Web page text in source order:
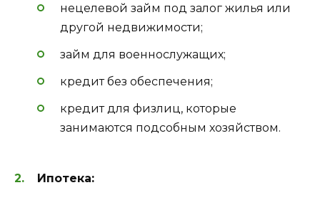
нецелевой займ под залог жилья или
другой недвижимости;
займ для военнослужащих;
кредит без обеспечения;
кредит для физлиц, которые
занимаются подсобным хозяйством.
Ипотека: